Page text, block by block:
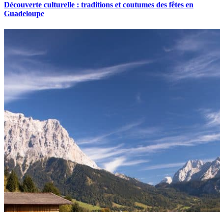
Découverte culturelle : traditions et coutumes des fêtes en
Guadeloupe